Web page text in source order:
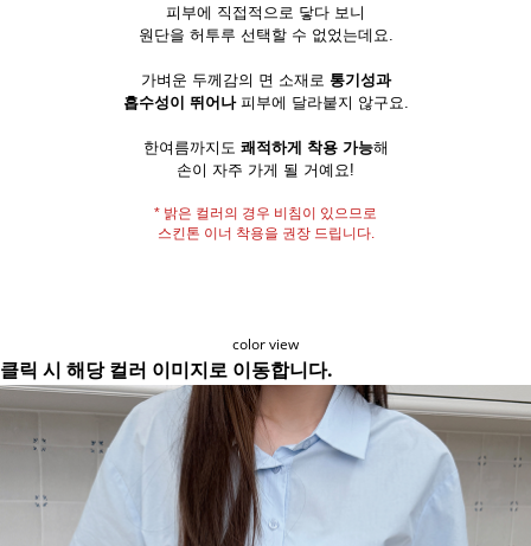
피부에 직접적으로 닿다 보니
원단을 허투루 선택할 수 없었는데요.
가벼운 두께감의 면 소재로 통기성과
흡수성이 뛰어나피부에 달라붙지 않구요.
한여름까지도 쾌적하게 착용 가능해
손이 자주 가게 될 거예요!
* 밝은 컬러의 경우 비침이 있으므로
스킨톤 이너 착용을 권장 드립니다.
color view
클릭 시 해당 컬러 이미지로 이동합니다.